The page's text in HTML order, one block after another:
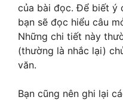
của bài đọc. Để biết ý
bạn sẽ đọc hiểu câu
Những chi tiết này
(thường là nhắc lại)
văn.
Bạn cũng nên ghi lại